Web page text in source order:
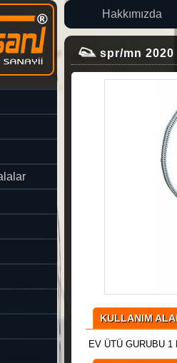
Hakkımızda
spr/mn 2020
KULLANIM
EV ÜTÜ GURUBU 1